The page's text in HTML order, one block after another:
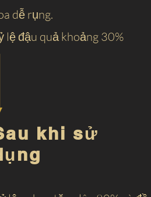
dễ rụng.
lệ đậu quả khoảng 30%
khi sử